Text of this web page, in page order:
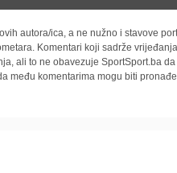
autora/ica, a ne nužno i stavove
Komentari koji sadrže
ali to ne obavezuje SportSport.ba
među komentarima mogu biti